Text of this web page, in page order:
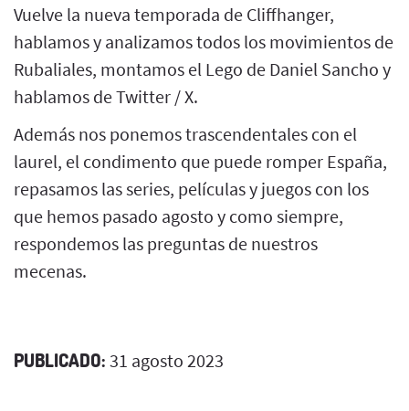
Vuelve la nueva temporada de Cliffhanger,
hablamos y analizamos todos los movimientos de
Rubaliales, montamos el Lego de Daniel Sancho y
hablamos de Twitter / X.
Además nos ponemos trascendentales con el
laurel, el condimento que puede romper España,
repasamos las series, películas y juegos con los
que hemos pasado agosto y como siempre,
respondemos las preguntas de nuestros
mecenas.
PUBLICADO: 31 agosto 2023